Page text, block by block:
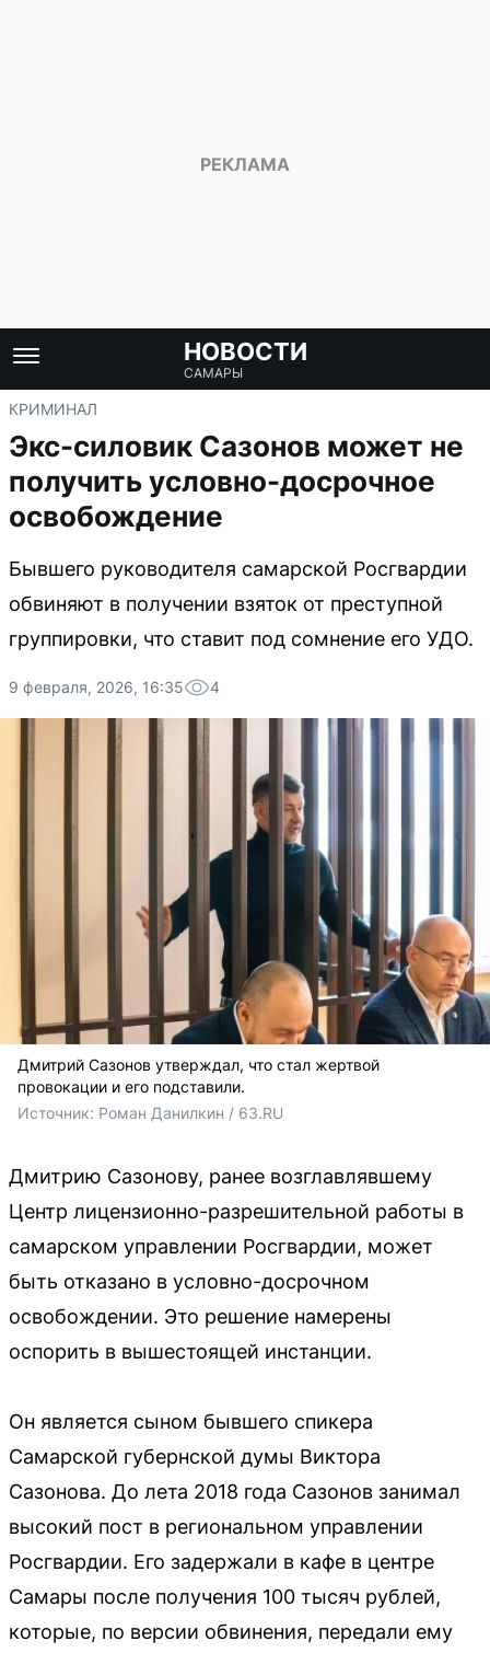
НОВОСТИ
САМАРЫ
КРИМИНАЛ
Экс-силовик Сазонов может не
получить условно-досрочное
освобождение
Бывшего руководителя самарской Росгвардии
обвиняют в получении взяток от преступной
группировки, что ставит под сомнение его УДО.
9 февраля, 2026, 16:35 4
Дмитрий Сазонов утверждал, что стал жертвой
провокации и его подставили.
Источник: Роман Данилкин / 63.RU
Дмитрию Сазонову, ранее возглавлявшему
Центр лицензионно-разрешительной работы в
самарском управлении Росгвардии, может
быть отказано в условно-досрочном
освобождении. Это решение намерены
оспорить в вышестоящей инстанции.
Он является сыном бывшего спикера
Самарской губернской думы Виктора
Сазонова. До лета 2018 года Сазонов занимал
высокий пост в региональном управлении
Росгвардии. Его задержали в кафе в центре
Самары после получения 100 тысяч рублей,
которые, по версии обвинения, передали ему